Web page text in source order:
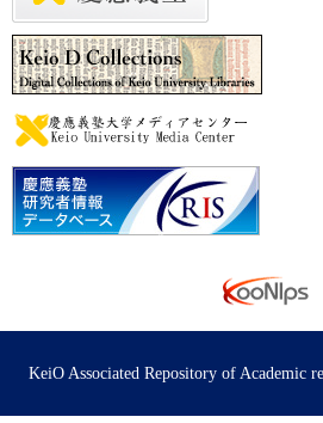
KeiO Associated Repository of Academic